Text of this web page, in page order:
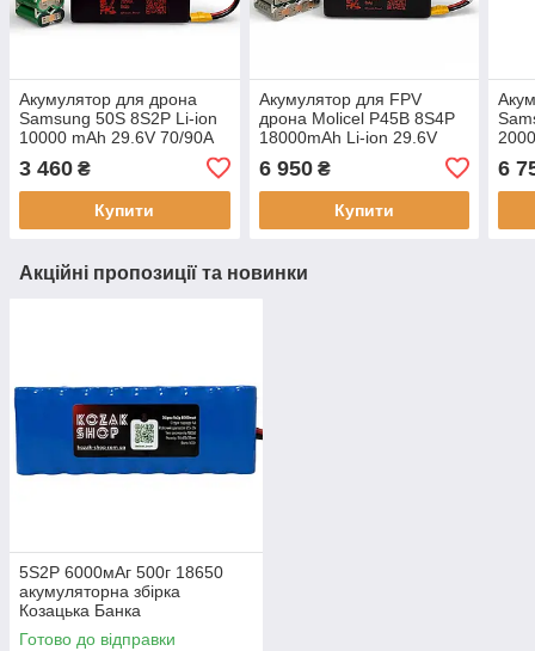
Акумулятор для дрона
Samsung 50S 8S2P Li-ion
10000 mAh 29.6V 70/90A
3 460 ₴
Купити
Акумулятор для FPV
дрона Molicel P45B 8S4P
18000mAh Li-ion 29.6V
акумулятор для дронів 13-
17 дюймів | UAV батарея
6 950₴
Купити
6
Акційні пропозиції та новинки
5S2P 6000мАг 500г 18650
акумуляторна збірка
Козацька Банка
Готово до відправки